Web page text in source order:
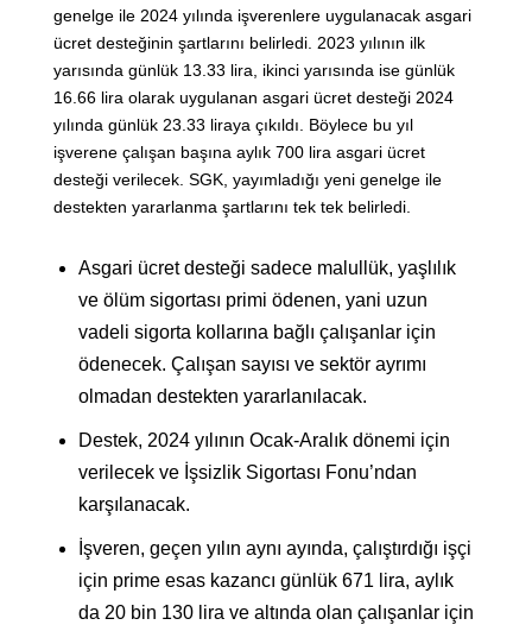
genelge ile 2024 yılında işverenlere uygulanacak asgari
ücret desteğinin şartlarını belirledi. 2023 yılının ilk
yarısında günlük 13.33 lira, ikinci yarısında ise günlük
16.66 lira olarak uygulanan asgari ücret desteği 2024
yılında günlük 23.33 liraya çıkıldı. Böylece bu yıl
işverene çalışan başına aylık 700 lira asgari ücret
desteği verilecek. SGK, yayımladığı yeni genelge ile
destekten yararlanma şartlarını tek tek belirledi.
Asgari ücret desteği sadece malullük, yaşlılık
ve ölüm sigortası primi ödenen, yani uzun
vadeli sigorta kollarına bağlı çalışanlar için
ödenecek. Çalışan sayısı ve sektör ayrımı
olmadan destekten yararlanılacak.
Destek, 2024 yılının Ocak-Aralık dönemi için
verilecek ve İşsizlik Sigortası Fonu’ndan
karşılanacak.
İşveren, geçen yılın aynı ayında, çalıştırdığı işçi
için prime esas kazancı günlük 671 lira, aylık
da 20 bin 130 lira ve altında olan çalışanlar için